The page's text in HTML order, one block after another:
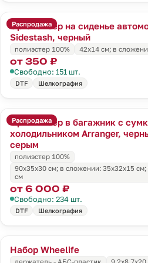
Распродажа
Органайзер на сиденье
Sidestash, черный
полиэстер 100% 42х14 см; в
от 350 ₽
Свободно: 151 шт.
DTF Шелкография
Распродажа
Органайзер в багажник с
холодильником Arranger,
серым
полиэстер 100%
90х35х30 см; в сложении: 35х32х15
см
от 6 000 ₽
Свободно: 234 шт.
DTF Шелкография
Набор Wheelife